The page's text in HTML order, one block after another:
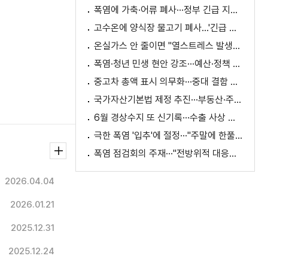
2026.04.04
2026.01.21
2025.12.31
2025.12.24
폭염에 가축·어류 폐사···정부 긴급 지원책 마련
고수온에 양식장 물고기 폐사...'긴급 방류' 지원
온실가스 안 줄이면 "열스트레스 발생일 29배 증가"
폭염·청년 민생 현안 강조···예산·정책 방향 제시
중고차 총액 표시 의무화···중대 결함 시 '계약 해제'
국가자산기본법 제정 추진···부동산·주식 등 통합 관리
6월 경상수지 또 신기록···수출 사상 첫 1천억 달러
극한 폭염 '입추'에 절정···"주말에 한풀 꺾인다"
폭염 점검회의 주재···"전방위적 대응체계 가동"